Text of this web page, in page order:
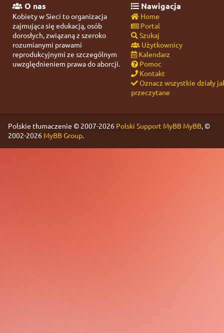
O nas
Kobiety w Sieci to organizacja
zajmująca się edukacją, osób
dorosłych, związaną z szeroko
rozumianymi prawami
reprodukcyjnymi ze szczególnym
uwzględnieniem prawa do aborcji.
Nawigacja
Home
Portal
Szukaj
Użytkownicy
Kalendarz
Pomoc
Kontakt
Oznacz wszystkie działy
przeczytane
Polskie tłumaczenie © 2007-2026 Polski Support MyBB MyBB, ©
2002-2026 MyBB Group.